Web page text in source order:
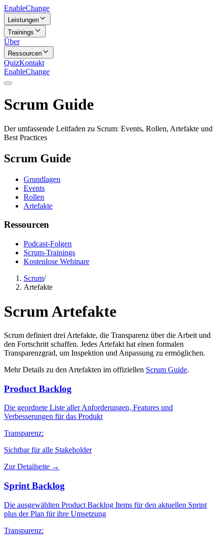
EnableChange
Leistungen
Trainings
Über
Ressourcen
QuizKontakt
EnableChange
Scrum Guide
Der umfassende Leitfaden zu Scrum: Events, Rollen, Artefakte und
Best Practices
Scrum Guide
Grundlagen
Events
Rollen
Artefakte
Ressourcen
Podcast-Folgen
Scrum-Trainings
Kostenlose Webinare
Scrum/
Artefakte
Scrum Artefakte
Scrum definiert drei Artefakte, die Transparenz über die Arbeit und
den Fortschritt schaffen. Jedes Artefakt hat einen formalen
Transparenzgrad, um Inspektion und Anpassung zu ermöglichen.
Mehr Details zu den Artefakten im offiziellen Scrum Guide.
Product Backlog
Die geordnete Liste aller Anforderungen, Features und
Verbesserungen für das Produkt
Transparenz:
Sichtbar für alle Stakeholder
Zur Detailseite →
Sprint Backlog
Die ausgewählten Product Backlog Items für den aktuellen Sprint
plus der Plan für ihre Umsetzung
Transparenz: